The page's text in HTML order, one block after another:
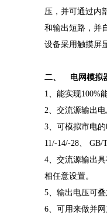
压，并可通过内
和输出短路，并
设备采用触摸屏
二、 电网模拟
1、能实现100%
2、交流源输出
3、可模拟市电
11/-14/-28、 GB/
4、交流源输出
相任意设置。
5、输出电压可
6、可用来做并